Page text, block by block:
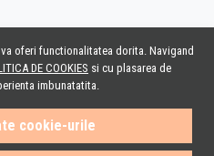
oferi functionalitatea dorita. Navigand
DE COOKIES si cu plasarea de
imbunatatita.
cookie-urile